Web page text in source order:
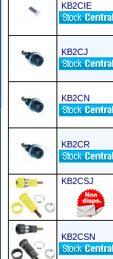
KB2CIE
KB2CJ
KB2CN
KB2CR
KB2CSJ
KB2CSN